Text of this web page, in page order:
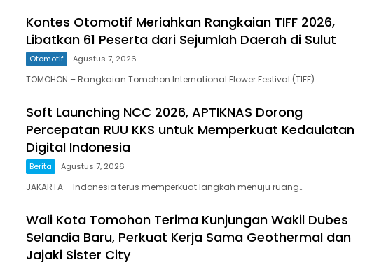
Kontes Otomotif Meriahkan Rangkaian TIFF 2026,
Libatkan 61 Peserta dari Sejumlah Daerah di Sulut
Otomotif Agustus 7, 2026
TOMOHON – Rangkaian Tomohon International Flower Festival (TIFF)…
Soft Launching NCC 2026, APTIKNAS Dorong
Percepatan RUU KKS untuk Memperkuat Kedaulatan
Digital Indonesia
Berita Agustus 7, 2026
JAKARTA – Indonesia terus memperkuat langkah menuju ruang…
Wali Kota Tomohon Terima Kunjungan Wakil Dubes
Selandia Baru, Perkuat Kerja Sama Geothermal dan
Jajaki Sister City